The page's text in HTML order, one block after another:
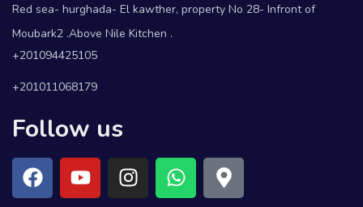
Red sea- hurghada- El kawther, property No 28- Infront of
Moubark2 .Above Nile Kitchen .
+201094425105
+201011068179
Follow us